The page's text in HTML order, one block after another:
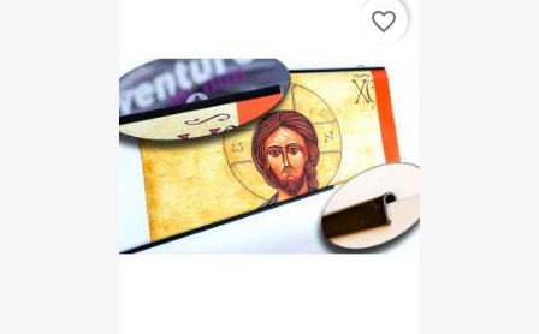
favorite_border